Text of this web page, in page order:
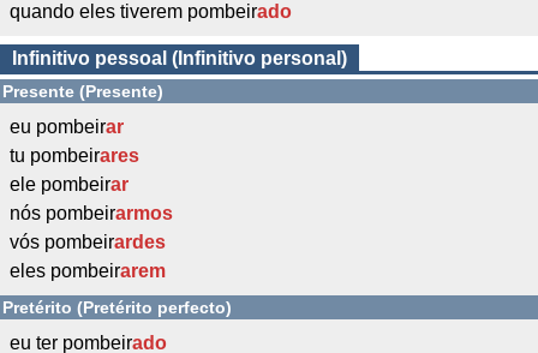
quando eles tiverem pombeirado
Infinitivo pessoal (Infinitivo personal)
Presente (Presente)
eu pombeirar
tu pombeirares
ele pombeirar
nós pombeirarmos
vós pombeirardes
eles pombeirarem
Pretérito (Pretérito perfecto)
eu ter pombeirado